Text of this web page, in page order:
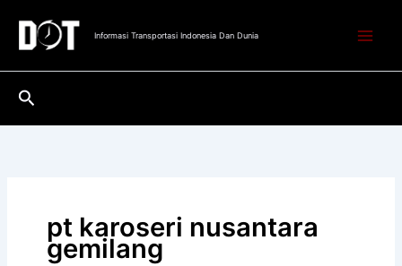
konten
Informasi Transportasi Indonesia Dan Dunia
Cari
pt karoseri nusantara
gemilang